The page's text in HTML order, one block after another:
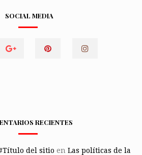
SOCIAL MEDIA
RECIENTES
del sitio en Las políticas de la